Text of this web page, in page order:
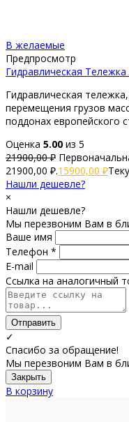
В желаемые
Предпросмотр
Гидравлическая Тележка
Гидравлическая
перемещения грузов
поддонах европейского
Оценка 5.00 из 5
21900,00₽
21900,00 ₽.15900,00 ₽
Нашли дешевле?
×
Нашли дешевле?
Мы перезвоним Вам в
Ваше имя
Телефон *
E-mail
Ссылка на аналогичный
Отправить
✓
Спасибо за обращение!
Мы перезвоним Вам в
Закрыть
В корзину